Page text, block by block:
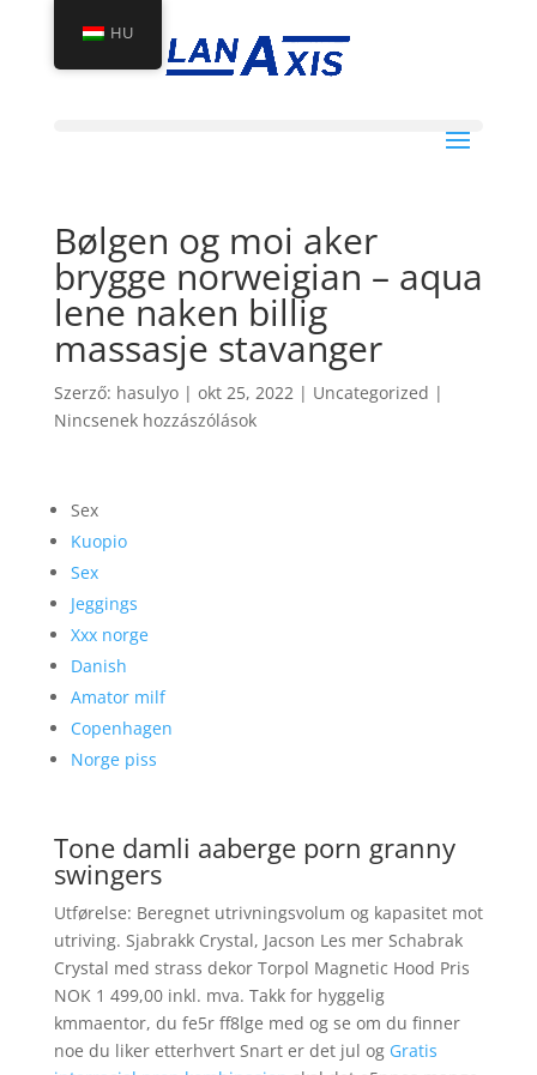
Bølgen og moi aker
brygge norweigian – aqua
lene naken billig
massasje stavanger
Szerző: hasulyo| okt 25, 2022| Uncategorized |
Nincsenek hozzászólások
Sex
Kuopio
Sex
Jeggings
Xxx norge
Danish
Amator milf
Copenhagen
Norge piss
Tone damli aaberge porn granny
swingers
Utførelse: Beregnet utrivningsvolum og kapasitet mot
utriving. Sjabrakk Crystal, Jacson Les mer Schabrak
Crystal med strass dekor Torpol Magnetic Hood Pris
NOK 1 499,00 inkl. mva. Takk for hyggelig
kmmaentor, du fe5r ff8lge med og se om du finner
noe du liker etterhvert Snart er det jul og Gratis
HU